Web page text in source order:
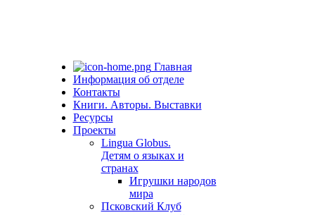
Главная
Информация об отделе
Контакты
Книги. Авторы. Выставки
Ресурсы
Проекты
Lingua Globus.
Детям о языках и
странах
Игрушки народов
мира
Псковский Клуб